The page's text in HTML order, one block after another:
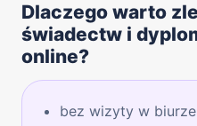
Dlaczego warto
świadectw i
online?
bez wizyty w